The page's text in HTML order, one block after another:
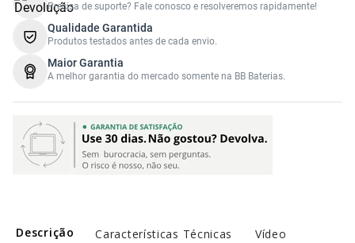
Precisa de suporte? Fale conosco e resolveremos rapidamente!
Qualidade Garantida
Produtos testados antes de cada envio.
Maior Garantia
A melhor garantia do mercado somente na BB Baterias.
Descrição Características Técnicas Vídeo